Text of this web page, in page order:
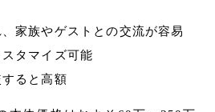
家族やゲストとの交流が容易
タマイズ可能
ると高額